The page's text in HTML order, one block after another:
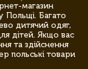
магазин
Польщі. Багато
дитячий одяг,
дітей. Якщо вас
та здійснення
польські товари